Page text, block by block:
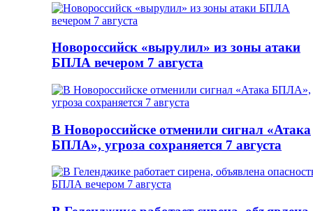
Новороссийск «вырулил» из зоны атаки
БПЛА вечером 7 августа
В Новороссийске отменили сигнал «Атака
БПЛА», угроза сохраняется 7 августа